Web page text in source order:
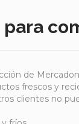
para
de
frescos y
clientes no